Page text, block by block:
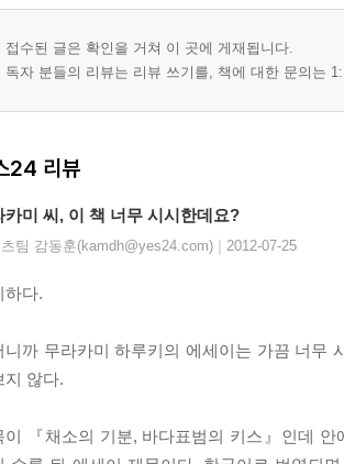
접수된 글은 확인을 거쳐 이 곳에 게재됩니다.
독자 분들의 리뷰는 리뷰 쓰기를, 책에 대한 문의는
24 리뷰
카미 씨, 이 책 너무 시시한데요?
팀 감동훈(kamdh@yes24.com) | 2012-07-25
하다.
니까 무라카미 하루키의 에세이는 가끔 너무
지 않다.
이 『채소의 기분, 바다표범의 키스』인데